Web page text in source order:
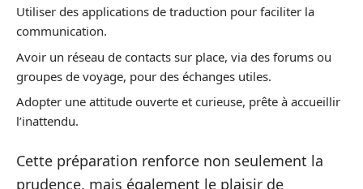
Utiliser des applications de traduction pour faciliter la
communication.
Avoir un réseau de contacts sur place, via des forums ou
groupes de voyage, pour des échanges utiles.
Adopter une attitude ouverte et curieuse, prête à accueillir
l’inattendu.
Cette préparation renforce non seulement la
prudence, mais également le plaisir de